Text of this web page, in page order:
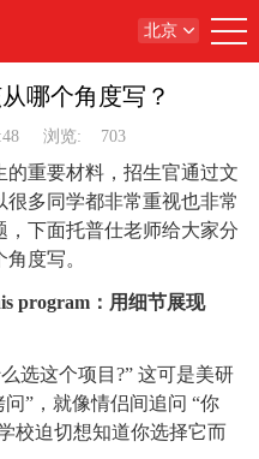
北京
哪个角度写？
浏览: 703
重要材料，招生官通过文
多同学都非常重视也非常
下面托普仕老师给大家分
度写。
program：用细节展现
这个项目?” 这可是美研
”，就像情侣间追问 “你
校迫切想知道你选择它而